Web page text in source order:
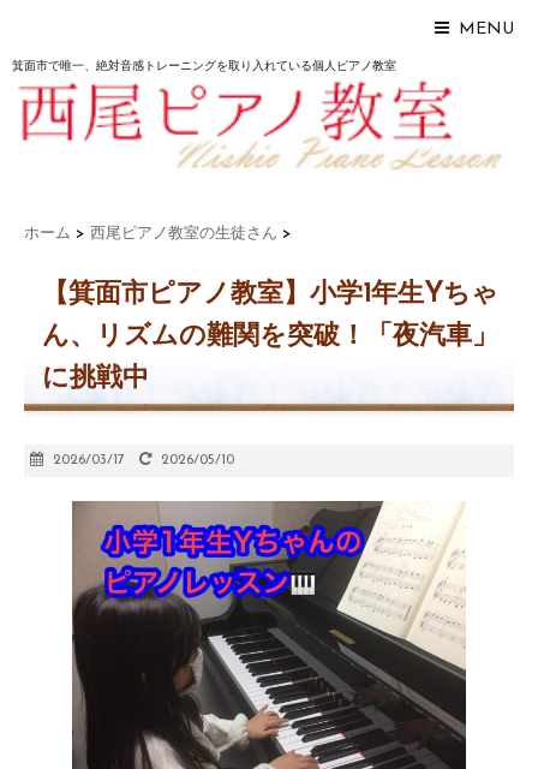
MENU
箕面市で唯一、絶対音感トレーニングを取り入れている個人ピアノ教室
ホーム > 西尾ピアノ教室の生徒さん >
【箕面市ピアノ教室】小学1年生Yちゃ
ん、リズムの難関を突破！「夜汽車」
に挑戦中
2026/03/17 2026/05/10